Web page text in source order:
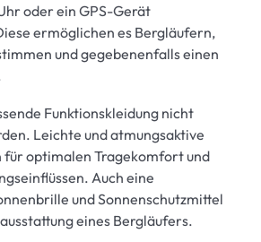
oder ein GPS-Gerät
ermöglichen es Bergläufern,
und gegebenenfalls einen
Funktionskleidung nicht
Leichte und atmungsaktive
für optimalen Tragekomfort und
Auch eine
und Sonnenschutzmittel
eines Bergläufers.